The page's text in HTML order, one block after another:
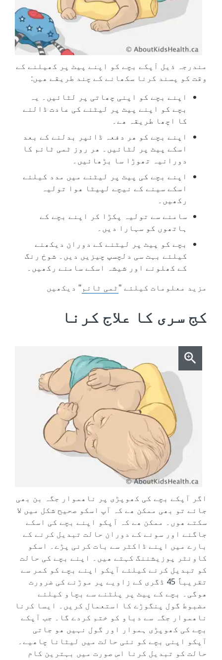
مندرجہ ذیل آپکے بچے کو اپنے پیٹ پر کھیلنے کے
وقت کو پسند کرنا سکھانے کے چند طریقے ھیں:
اپنے بچے کو اپنی چھاتی پر لٹائیں۔ یہ
بچے کو اپنے پیٹ پر لیٹنے کی عادت ڈالنے
کا اچھا طریقہ ھے۔
اپنے بچے کو ھر دفعہ ڈائپر بدلنے کے بعد
اسکے پیٹ پر لٹائیں۔ ھر روز ٹمی ٹائم کا
دورانیہ تھوڑا سا بڑھائیں۔
اپنے بچے کی پیٹ پر لیٹنے میں مدد کیلئے
اسکے سینے کے نیچے لپیٹا ھوا تولیہ
رکھیں۔
سامنے سے تولیہ پکڑا کر اپنے بچے کے
ہاتھوں کو سہارا دیں۔
بچے کو پیٹ پر لیٹنے کے دوران دیکھنے
کیلئے بہت سی دلچسپ چیزیں دیں۔ شوخ رنگ
کے کھلونے اور شیشہ اسکے سامنے رکھیں۔
مزید معلومات کیلئے "ٹمی ٹائم" دیکھیں
کج سری کا علاج کرنا
اگر آپکے بچے کی کھوپڑی پر ناھموار جگہ بن بھی
جائے تو بھی ممکن ھے کہ آپ اسکو صحیح شکل میں لا
سکتے ھوں۔ ممکن ھے کہ آپکو اپنے بچے کی اسکے
جاگنے اور سونے کے دوران حالت تبدیل کرنے کے
بارے میں اپنے ڈاکٹر سے بات کرنی پڑے۔ اسکو
کاونٹر پوزیشننگ کہتے ھیں۔ اپنے بچے کی حالت
کو تبدیل کرنے کیلئے آپکو اپنے بچے کو کمر سے
تقریباً 45 ڈگری کے زاویے پر موڑنے کی ضرورت
ھوگی۔ بچے کے پیٹ پر پلٹنے سے بچاو کیلئے
مضبوط گول پنگوڑے کا استعمال کریں۔ ایسا کرنا
ناھموار جگہ سے دباو کو ختم کردے گا۔ جب آپکے
بچے کی کھوپڑی ہموار اور گول نہیں ھو جاتی
آپکو اپنی بچے کو نئی حالت میں لیٹانا چاھیے۔
حالت کو تبدیل کرنا اس صورت میں بہترین کام